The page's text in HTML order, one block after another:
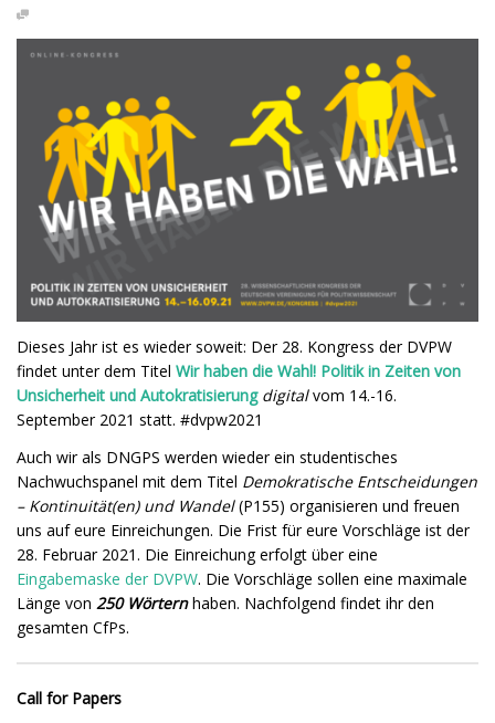
Dieses Jahr ist es wieder soweit: Der 28. Kongress der DVPW
findet unter dem Titel Wir haben die Wahl! Politik in Zeiten von
Unsicherheit und Autokratisierung digitalvom 14.-16.
September 2021 statt. #dvpw2021
Auch wir als DNGPS werden wieder ein studentisches
Nachwuchspanel mit dem Titel Demokratische Entscheidungen
– Kontinuität(en) und Wandel(P155) organisieren und freuen
uns auf eure Einreichungen. Die Frist für eure Vorschläge ist der
28. Februar 2021. Die Einreichung erfolgt über eine
Eingabemaske der DVPW. Die Vorschläge sollen eine maximale
Länge von 250 Wörternhaben. Nachfolgend findet ihr den
gesamten CfPs.
Call for Papers